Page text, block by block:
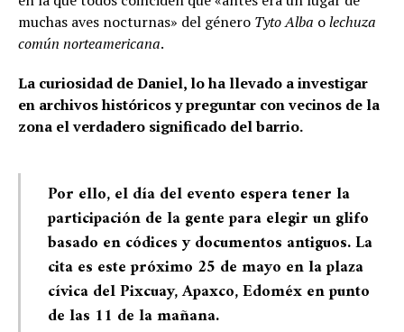
muchas aves nocturnas» del género Tyto Alba olechuza
común norteamericana.
La curiosidad de Daniel, lo ha llevado a investigar
en archivos históricos y preguntar con vecinos de la
zona el verdadero significado del barrio.
Por ello, el día del evento espera tener la
participación de la gente para elegir un glifo
basado en códices y documentos antiguos. La
cita es este próximo 25 de mayo en la plaza
cívica del Pixcuay, Apaxco, Edoméx en punto
de las 11 de la mañana.